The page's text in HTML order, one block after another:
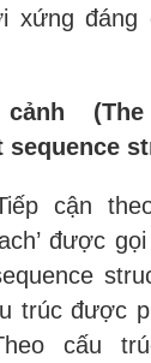
xứng đáng
(The
sequence
cận
được
trúc được
cấu